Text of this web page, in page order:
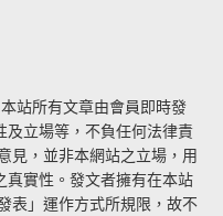
站所有文章由會員即時發
及立場等，不負任何法律責
見，並非本網站之立場，用
真實性。發文者擁有在本站
表」運作方式所規限，故不